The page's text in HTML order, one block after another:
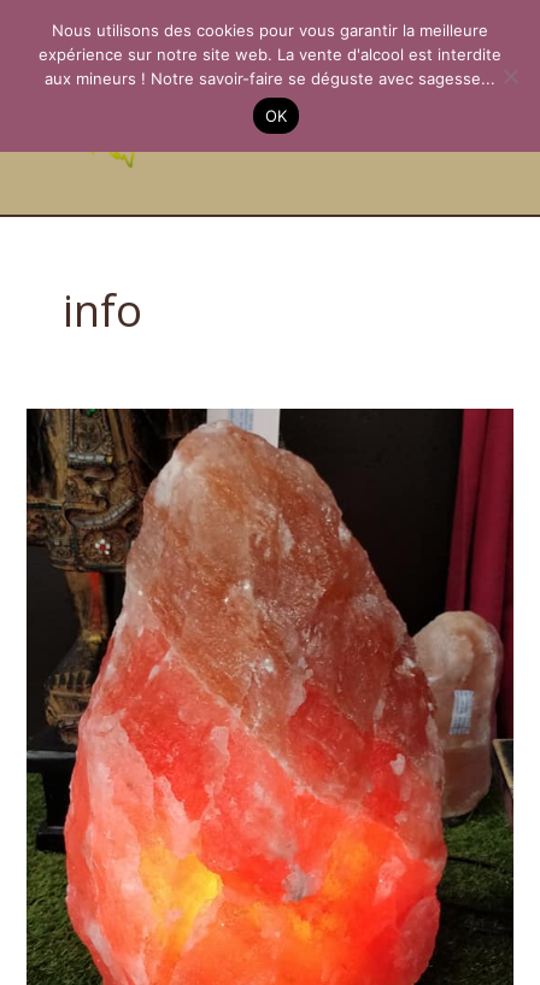
contenu
La Passion des
Terroirs
info
Nous utilisons des cookies pour vous garantir la meilleure
expérience sur notre site web. La vente d'alcool est interdite
aux mineurs ! Notre savoir-faire se déguste avec sagesse...
OK